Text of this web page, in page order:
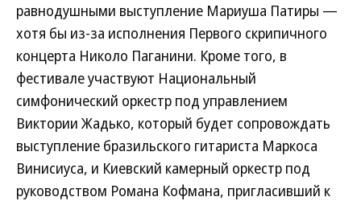
равнодушными выступление Мариуша Патиры —
хотя бы из-за исполнения Первого скрипичного
концерта Николо Паганини. Кроме того, в
фестивале участвуют Национальный
симфонический оркестр под управлением
Виктории Жадько, который будет сопровождать
выступление бразильского гитариста Маркоса
Винисиуса, и Киевский камерный оркестр под
руководством Романа Кофмана, пригласивший к